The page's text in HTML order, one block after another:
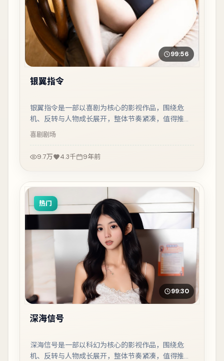
99:56
银翼指令
银翼指令是一部以喜剧为核心的影视作品，围绕危
机、反转与人物成长展开，整体节奏紧凑，值得推荐
观看。
喜剧剧场
9.7万 4.3千 9年前
热门
99:30
深海信号
深海信号是一部以科幻为核心的影视作品，围绕危
机、反转与人物成长展开，整体节奏紧凑，值得推荐